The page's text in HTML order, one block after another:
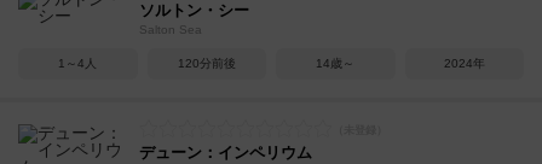
ソルトン・シー
Salton Sea
1～4人 120分前後 14歳～ 2024年
デューン：インペリウム